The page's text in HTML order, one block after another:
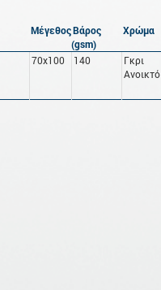
ΜέγεθοςΒάρος
(gsm)
Χρώμα
70x100 140
Γκρι
Ανοικτό